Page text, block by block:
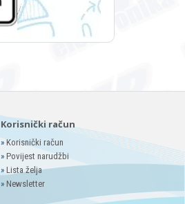
Korisnički račun
» Korisnički račun
» Povijest narudžbi
» Lista želja
» Newsletter